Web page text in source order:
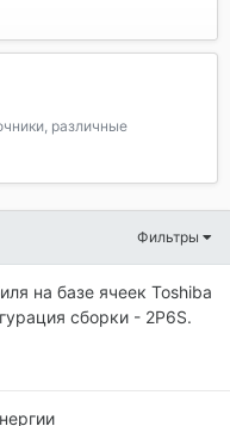
различные
Фильтры
на базе ячеек Toshiba
сборки - 2P6S.